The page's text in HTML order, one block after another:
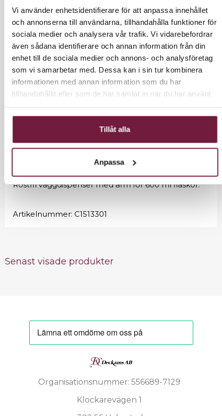
Vi använder enhetsidentifierare för att anpassa innehållet
och annonserna till användarna, tillhandahålla funktioner för
sociala medier och analysera vår trafik. Vi vidarebefordrar
även sådana identifierare och annan information från din
enhet till de sociala medier och annons- och analysföretag
som vi samarbetar med. Dessa kan i sin tur kombinera
informationen med annan information som du har
tillhandahållit eller som de har samlat in när du har använt
Tillåt alla
Anpassa
LÄGG I VARUKORG
INFORMATION
etc. Dispensern underlättar att på ett enkelt sätt
Väggfästet monteras på önskad plats, sedan flyttas
trådkorgen och flaskan mellan olika fästen.
Rostfri väggdispenser med arm för 600 ml flaskor.
Artikelnummer: C1513301
Senast visade produkter
Organisationsnummer: 556689-7129
Klockarevägen 1